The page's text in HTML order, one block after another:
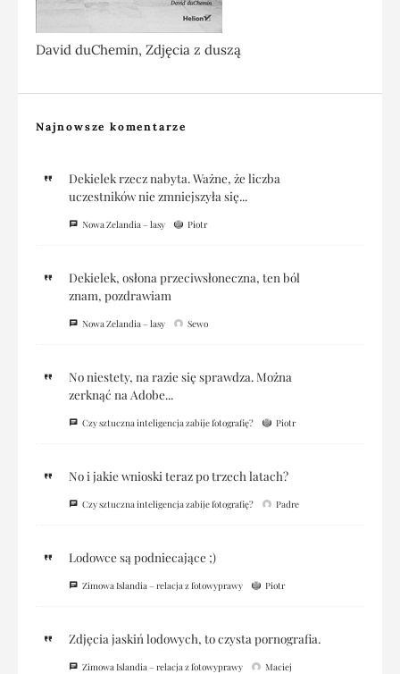
David duChemin, Zdjęcia z duszą
Najnowsze komentarze
Dekielek rzecz nabyta. Ważne, że liczba
uczestników nie zmniejszyła się...
Nowa Zelandia – lasy Piotr
Dekielek, osłona przeciwsłoneczna, ten ból
znam, pozdrawiam
Nowa Zelandia – lasy Sewo
No niestety, na razie się sprawdza. Można
zerknąć na Adobe...
Czy sztuczna inteligencja zabije fotografię? Piotr
No i jakie wnioski teraz po trzech latach?
Czy sztuczna inteligencja zabije fotografię? Padre
Lodowce są podniecające ;)
Zimowa Islandia – relacja z fotowyprawy Piotr
Zdjęcia jaskiń lodowych, to czysta pornografia.
Zimowa Islandia – relacja z fotowyprawy Maciej